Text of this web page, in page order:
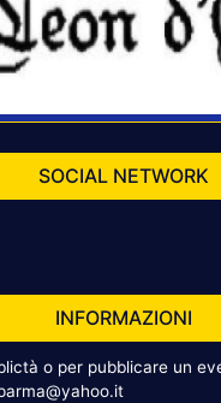
SOCIAL NETWORK
INFORMAZIONI
o per pubblicare un